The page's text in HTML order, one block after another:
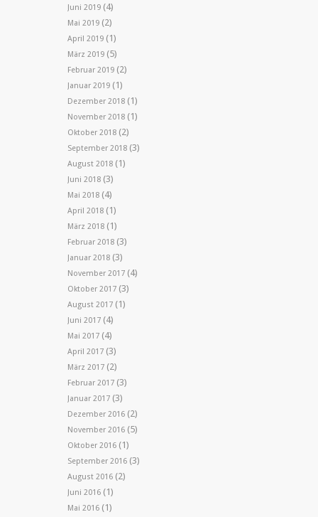
Juni 2019 (4)
Mai 2019 (2)
April 2019 (1)
März 2019 (5)
Februar 2019 (2)
Januar 2019 (1)
Dezember 2018 (1)
November 2018 (1)
Oktober 2018 (2)
September 2018 (3)
August 2018 (1)
Juni 2018 (3)
Mai 2018 (4)
April 2018 (1)
März 2018 (1)
Februar 2018 (3)
Januar 2018 (3)
November 2017 (4)
Oktober 2017 (3)
August 2017 (1)
Juni 2017 (4)
Mai 2017 (4)
April 2017 (3)
März 2017 (2)
Februar 2017 (3)
Januar 2017 (3)
Dezember 2016 (2)
November 2016 (5)
Oktober 2016 (1)
September 2016 (3)
August 2016 (2)
Juni 2016 (1)
Mai 2016 (1)